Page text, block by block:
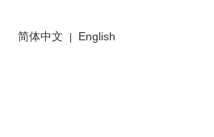
简体中文 English